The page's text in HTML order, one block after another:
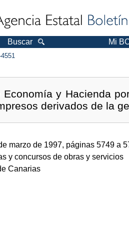
Buscar Mi
y Hacienda
derivados de la
marzo de 1997, páginas 5749 a
y concursos de obras y servicios
Canarias